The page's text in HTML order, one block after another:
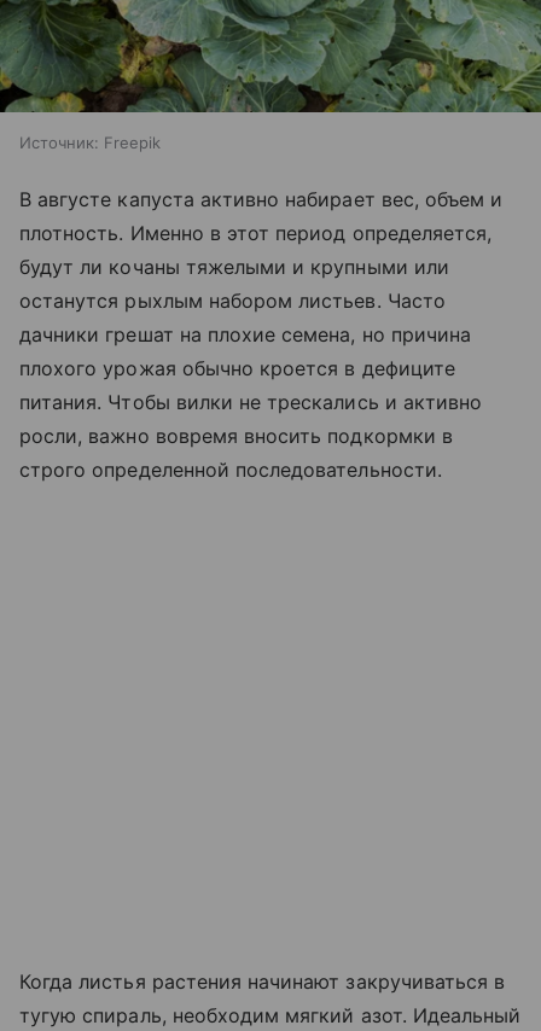
Источник: Freepik
В августе капуста активно набирает вес, объем и
плотность. Именно в этот период определяется,
будут ли кочаны тяжелыми и крупными или
останутся рыхлым набором листьев. Часто
дачники грешат на плохие семена, но причина
плохого урожая обычно кроется в дефиците
питания. Чтобы вилки не трескались и активно
росли, важно вовремя вносить подкормки в
строго определенной последовательности.
Когда листья растения начинают закручиваться в
тугую спираль, необходим мягкий азот. Идеальный